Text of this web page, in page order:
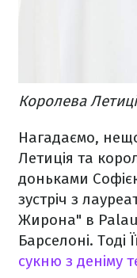
Королева
Нагадаємо,
Летиція та
доньками
зустріч з
Жирона" в
Барселоні. Тоді
сукню з деніму